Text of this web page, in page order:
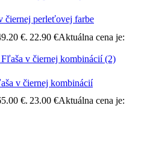
čiernej perleťovej farbe
€. 22.90 €Aktuálna cena je:
v čiernej kombinácií
€. 23.00 €Aktuálna cena je: